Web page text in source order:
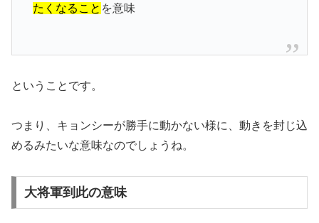
たくなること を意味
ということです。
つまり、キョンシーが勝手に動かない様に、動きを封じ込
めるみたいな意味なのでしょうね。
大将軍到此の意味